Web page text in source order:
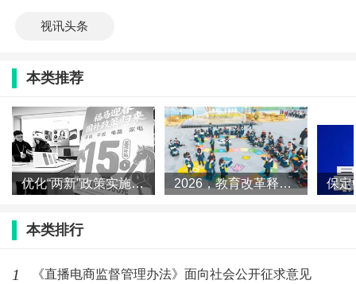
视讯头条
本类推荐
优化“两新”政策实施 夯实扩大内需战略根基 2026，教育改革释放哪些信号？
本类排行
1 《直播电商监督管理办法》面向社会公开征求意见